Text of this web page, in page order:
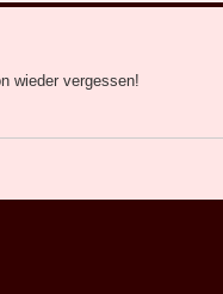
wieder vergessen!